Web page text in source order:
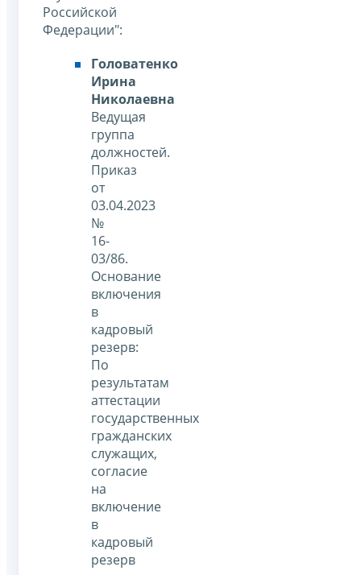
Российской
Федерации":
Головатенко
Ирина
Николаевна
Ведущая
группа
должностей.
Приказ
от
03.04.2023
№
16-
03/86.
Основание
включения
в
кадровый
резерв:
По
результатам
аттестации
государственных
гражданских
служащих,
согласие
на
включение
в
кадровый
резерв